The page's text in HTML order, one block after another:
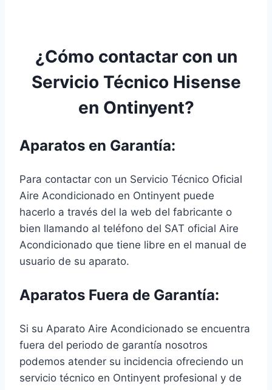
¿Cómo contactar con un
Servicio Técnico Hisense
en Ontinyent?
Aparatos en Garantía:
Para contactar con un Servicio Técnico Oficial
Aire Acondicionado en Ontinyent puede
hacerlo a través del la web del fabricante o
bien llamando al teléfono del SAT oficial Aire
Acondicionado que tiene libre en el manual de
usuario de su aparato.
Aparatos Fuera de Garantía:
Si su Aparato Aire Acondicionado se encuentra
fuera del periodo de garantía nosotros
podemos atender su incidencia ofreciendo un
servicio técnico en Ontinyent profesional y de